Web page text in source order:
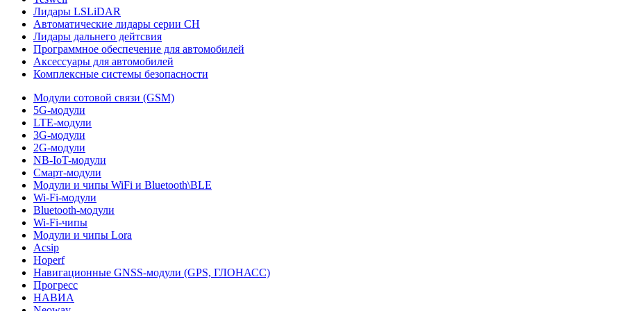
Лидары LSLiDAR
Автоматические лидары серии CH
Лидары дальнего дейтсвия
Программное обеспечение для автомобилей
Аксессуары для автомобилей
Комплексные системы безопасности
Модули сотовой связи (GSM)
5G-модули
LTE-модули
3G-модули
2G-модули
NB-IoT-модули
Смарт-модули
Модули и чипы WiFi и Bluetooth\BLE
Wi-Fi-модули
Bluetooth-модули
Wi-Fi-чипы
Модули и чипы Lora
Acsip
Hoperf
Навигационные GNSS-модули (GPS, ГЛОНАСС)
Прогресс
НАВИА